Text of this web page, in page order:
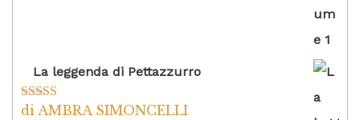
La leggenda di Pettazzurro
Valutato5su
di AMBRA SIMONCELLI